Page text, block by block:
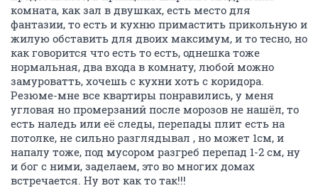
комната, как зал в двушках, есть место для
фантазии, то есть и кухню примастить прикольную и
жилую обставить для двоих максимум, и то тесно, но
как говорится что есть то есть, однешка тоже
нормальная, два входа в комнату, любой можно
замуроватть, хочешь с кухни хоть с коридора.
Резюме-мне все квартиры понравились, у меня
угловая но промерзаний после морозов не нашёл, то
есть наледь или её следы, перепады плит есть на
потолке, не сильно разглядывал , но может 1см, и
напалу тоже, под мусором разгреб перепад 1-2 см, ну
и бог с ними, заделаем, это во многих домах
встречается. Ну вот как то так!!!